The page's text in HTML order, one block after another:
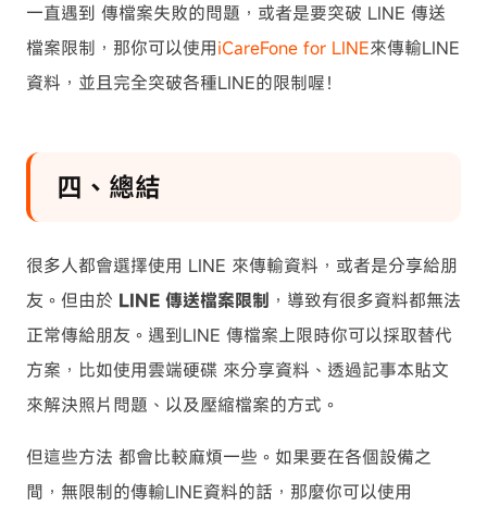
一直遇到 傳檔案失敗的問題，或者是要突破 LINE 傳送
檔案限制，那你可以使用iCareFone for LINE來傳輸LINE
資料，並且完全突破各種LINE的限制喔！
四、總結
很多人都會選擇使用 LINE 來傳輸資料，或者是分享給朋
友。但由於 LINE 傳送檔案限制 ，導致有很多資料都無法
正常傳給朋友。遇到LINE 傳檔案上限時你可以採取替代
方案，比如使用雲端硬碟 來分享資料、透過記事本貼文
來解決照片問題、以及壓縮檔案的方式。
但這些方法 都會比較麻煩一些。如果要在各個設備之
間，無限制的傳輸LINE資料的話，那麼你可以使用